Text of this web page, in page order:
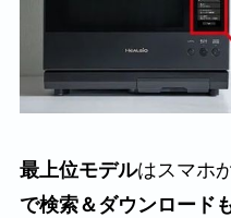
最上位モデルはスマホ
で検索＆ダウンロード